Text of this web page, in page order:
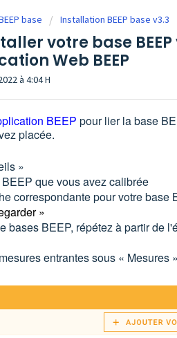
base Installation BEEP base v3.3
votre base
Web BEEP
à 4:04 H
BEEP pour lier la base
placée.
»
que vous avez calibrée
correspondante pour votre base
»
bases BEEP, répétez à partir de
entrantes sous « Mesures